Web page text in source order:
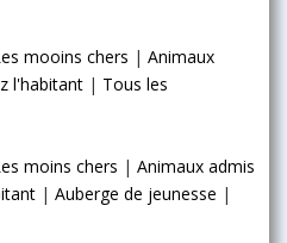
mooins chers | Animaux
l'habitant | Tous les
moins chers | Animaux admis
| Auberge de jeunesse |